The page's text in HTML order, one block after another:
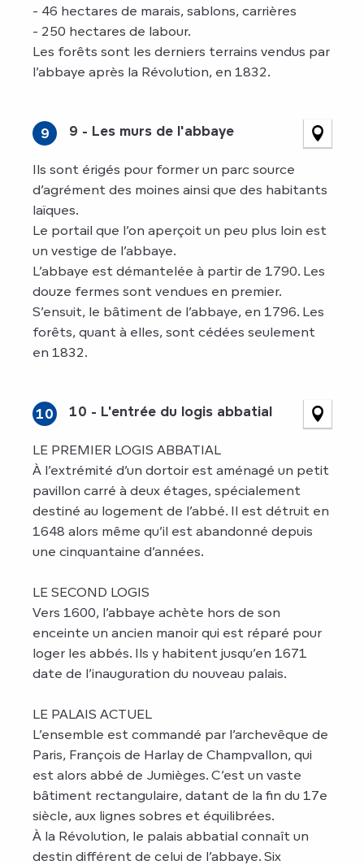
- 46 hectares de marais, sablons, carrières
- 250 hectares de labour.
Les forêts sont les derniers terrains vendus par
l’abbaye après la Révolution, en 1832.
9 9 - Les murs de l'abbaye
Ils sont érigés pour former un parc source
d’agrément des moines ainsi que des habitants
laïques.
Le portail que l’on aperçoit un peu plus loin est
un vestige de l’abbaye.
L’abbaye est démantelée à partir de 1790. Les
douze fermes sont vendues en premier.
S’ensuit, le bâtiment de l’abbaye, en 1796. Les
forêts, quant à elles, sont cédées seulement
en 1832.
10 10 - L'entrée du logis abbatial
LE PREMIER LOGIS ABBATIAL
À l’extrémité d’un dortoir est aménagé un petit
pavillon carré à deux étages, spécialement
destiné au logement de l’abbé. Il est détruit en
1648 alors même qu’il est abandonné depuis
une cinquantaine d’années.
LE SECOND LOGIS
Vers 1600, l’abbaye achète hors de son
enceinte un ancien manoir qui est réparé pour
loger les abbés. Ils y habitent jusqu’en 1671
date de l’inauguration du nouveau palais.
LE PALAIS ACTUEL
L’ensemble est commandé par l’archevêque de
Paris, François de Harlay de Champvallon, qui
est alors abbé de Jumièges. C’est un vaste
bâtiment rectangulaire, datant de la fin du 17e
siècle, aux lignes sobres et équilibrées.
À la Révolution, le palais abbatial connaît un
destin différent de celui de l’abbaye. Six